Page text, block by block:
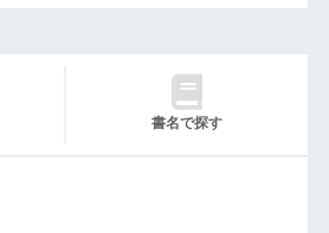
書名で探す